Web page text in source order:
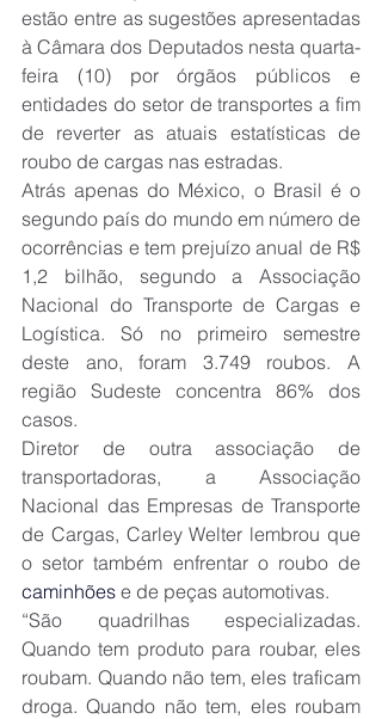
estão entre as sugestões apresentadas
à Câmara dos Deputados nesta quarta-
feira (10) por órgãos públicos e
entidades do setor de transportes a fim
de reverter as atuais estatísticas de
roubo de cargas nas estradas.
Atrás apenas do México, o Brasil é o
segundo país do mundo em número de
ocorrências e tem prejuízo anual de R$
1,2 bilhão, segundo a Associação
Nacional do Transporte de Cargas e
Logística. Só no primeiro semestre
deste ano, foram 3.749 roubos. A
região Sudeste concentra 86% dos
casos.
Diretor de outra associação de
transportadoras, a Associação
Nacional das Empresas de Transporte
de Cargas, Carley Welter lembrou que
caminhões e de peças automotivas.
“São quadrilhas especializadas.
Quando tem produto para roubar, eles
roubam. Quando não tem, eles traficam
droga. Quando não tem, eles roubam